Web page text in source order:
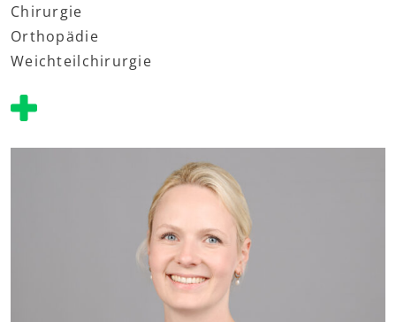
Chirurgie
Orthopädie
Weichteilchirurgie